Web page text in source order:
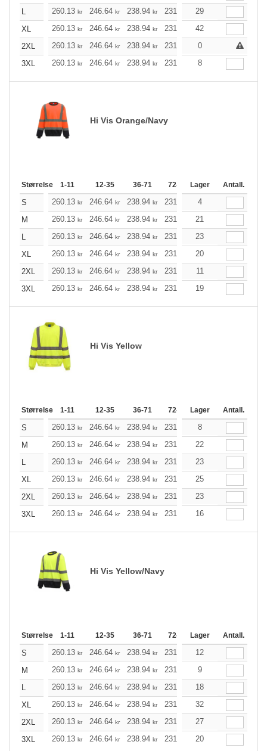
L
260.13 kr 246.64 kr 238.94 kr 231.25 219.66
29
XL
260.13 kr 246.64 kr 238.94 kr 231.25 219.66
42
2XL
260.13 kr 246.64 kr 238.94 kr 231.25 213.86
0
3XL
260.13 kr 246.64 kr 238.94 kr 231.25 8
Hi Vis Orange/Navy
Størrelse 1-11 12-35 36-71 72-143 144-287
Lager Antall.
S 260.13 kr 246.64 kr 238.94 kr 231.25
4
M
260.13 kr 246.64 kr 238.94 kr 231.25 219.66
21
L
260.13 kr 246.64 kr 238.94 kr 231.25 219.66
23
XL
260.13 kr 246.64 kr 238.94 kr 231.25 219.66
20
2XL
260.13 kr 246.64 kr 238.94 kr 231.25 219.66
11
3XL
260.13 kr 246.64 kr 238.94 kr 231.25 219.66
19
Hi Vis Yellow
Størrelse 1-11 12-35 36-71 72-143 144-287
Lager Antall.
S 260.13 kr 246.64 kr 238.94 kr 231.25
8
M
260.13 kr 246.64 kr 238.94 kr 231.25 219.66
22
L
260.13 kr 246.64 kr 238.94 kr 231.25 219.66
23
XL
260.13 kr 246.64 kr 238.94 kr 231.25 219.66
25
2XL
260.13 kr 246.64 kr 238.94 kr 231.25 219.66
23
3XL
260.13 kr 246.64 kr 238.94 kr 231.25 219.66
16
Hi Vis Yellow/Navy
Størrelse 1-11 12-35 36-71 72-143 144-287
Lager Antall.
S 260.13 kr 246.64 kr 238.94 kr 231.25 219.66
12
M
260.13 kr 246.64 kr 238.94 kr 231.25
9
L
260.13 kr 246.64 kr 238.94 kr 231.25 219.66
18
XL
260.13 kr 246.64 kr 238.94 kr 231.25 219.66
32
2XL
260.13 kr 246.64 kr 238.94 kr 231.25 219.66
27
3XL
260.13 kr 246.64 kr 238.94 kr 231.25 219.66
20